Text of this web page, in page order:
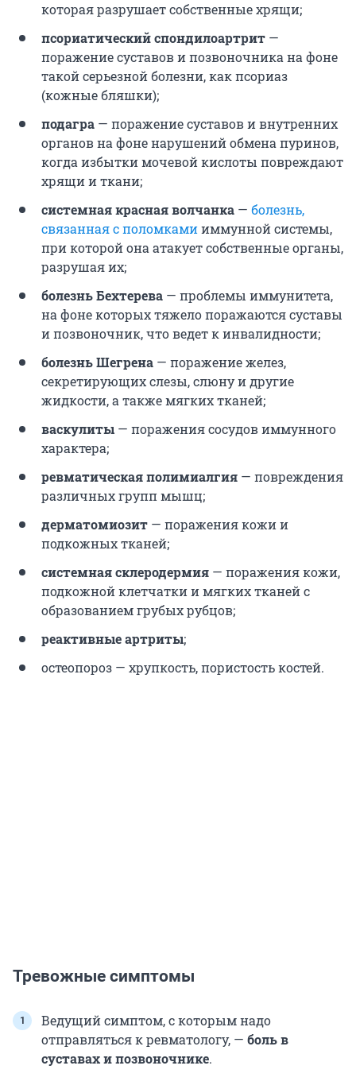
которая разрушает собственные хрящи;
псориатический спондилоартрит —
поражение суставов и позвоночника на фоне
такой серьезной болезни, как псориаз
(кожные бляшки);
подагра — поражение суставов и внутренних
органов на фоне нарушений обмена пуринов,
когда избытки мочевой кислоты повреждают
хрящи и ткани;
системная красная волчанка — болезнь,
связанная с поломкамииммунной системы,
при которой она атакует собственные органы,
разрушая их;
болезнь Бехтерева — проблемы иммунитета,
на фоне которых тяжело поражаются суставы
и позвоночник, что ведет к инвалидности;
болезнь Шегрена — поражение желез,
секретирующих слезы, слюну и другие
жидкости, а также мягких тканей;
васкулиты — поражения сосудов иммунного
характера;
ревматическая полимиалгия — повреждения
различных групп мышц;
дерматомиозит — поражения кожи и
подкожных тканей;
системная склеродермия — поражения кожи,
подкожной клетчатки и мягких тканей с
образованием грубых рубцов;
реактивные артриты;
остеопороз — хрупкость, пористость костей.
Тревожные симптомы
Ведущий симптом, с которым надо
отправляться к ревматологу, — боль в
суставах и позвоночнике.